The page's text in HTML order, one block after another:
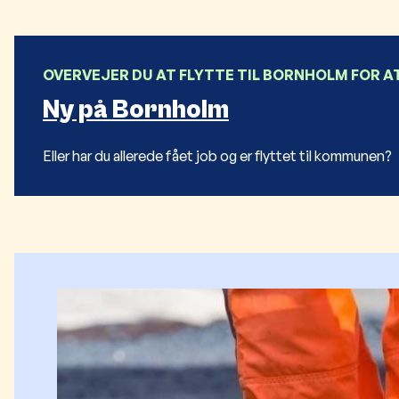
OVERVEJER DU AT FLYTTE TIL BORNHOLM FOR
Ny på Bornholm
Eller har du allerede fået job og er flyttet til kommunen?